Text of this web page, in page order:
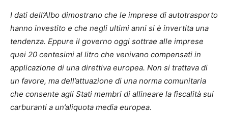
I dati dell’Albo dimostrano che le imprese di autotrasporto
hanno investito e che negli ultimi anni si è invertita una
tendenza. Eppure il governo oggi sottrae alle imprese
quei 20 centesimi al litro che venivano compensati in
applicazione di una direttiva europea. Non si trattava di
un favore, ma dell’attuazione di una norma comunitaria
che consente agli Stati membri di allineare la fiscalità sui
carburanti a un’aliquota media europea.